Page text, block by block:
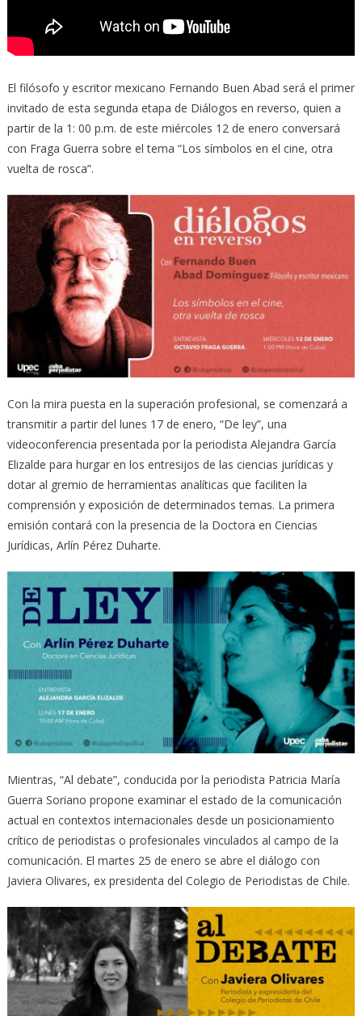
El filósofo y escritor mexicano Fernando Buen Abad será el primer
invitado de esta segunda etapa de Diálogos en reverso, quien a
partir de la 1: 00 p.m. de este miércoles 12 de enero conversará
con Fraga Guerra sobre el tema “Los símbolos en el cine, otra
vuelta de rosca”.
Con la mira puesta en la superación profesional, se comenzará a
transmitir a partir del lunes 17 de enero, “De ley”, una
videoconferencia presentada por la periodista Alejandra García
Elizalde para hurgar en los entresijos de las ciencias jurídicas y
dotar al gremio de herramientas analíticas que faciliten la
comprensión y exposición de determinados temas. La primera
emisión contará con la presencia de la Doctora en Ciencias
Jurídicas, Arlín Pérez Duharte.
Mientras, “Al debate”, conducida por la periodista Patricia María
Guerra Soriano propone examinar el estado de la comunicación
actual en contextos internacionales desde un posicionamiento
crítico de periodistas o profesionales vinculados al campo de la
comunicación. El martes 25 de enero se abre el diálogo con
Javiera Olivares, ex presidenta del Colegio de Periodistas de Chile.